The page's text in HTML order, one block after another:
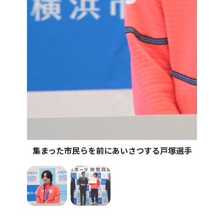
集まった市民らを前にあいさつする戸塚選手